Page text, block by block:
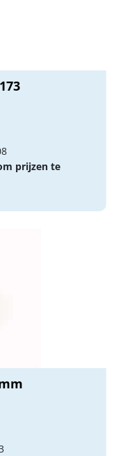
prijzen te